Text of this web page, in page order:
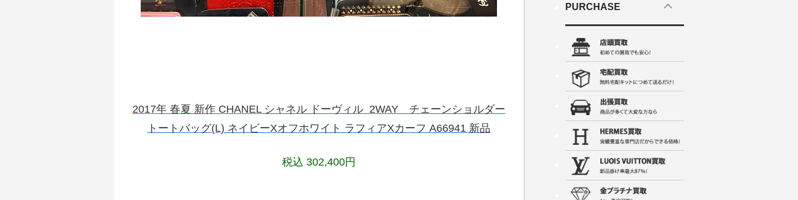
2017年 春夏 新作 CHANEL シャネル ドーヴィル 2WAY チェーンショルダー
トートバッグ(L) ネイビーXオフホワイト ラフィアXカーフ A66941 新品
税込 302,400円
PURCHASE